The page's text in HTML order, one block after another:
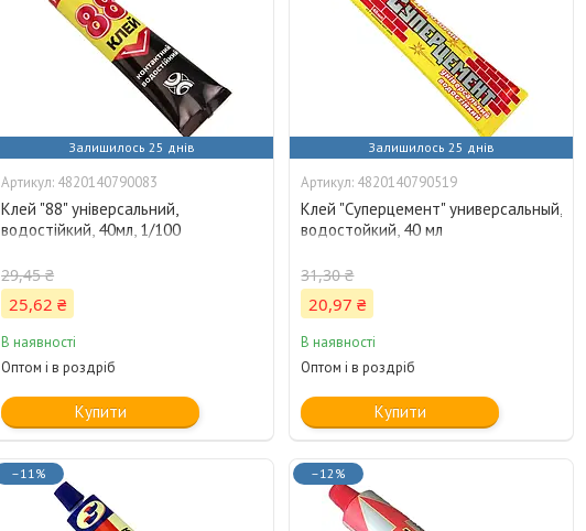
Залишилось 25 днів
4820140790083
Клей "88" універсальний,
водостійкий, 40мл, 1/100
29,45 ₴
25,62 ₴
В наявності
Оптом і в роздріб
Купити
Залишилось 25 днів
4820140790519
Клей "Суперцемент" универсальный,
водостойкий, 40 мл
31,30 ₴
20,97 ₴
В наявності
Оптом і в роздріб
Купити
–11% –12%